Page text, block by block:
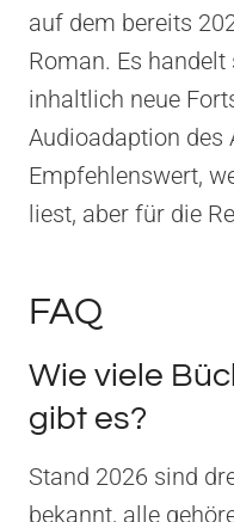
auf dem bereits
Roman. Es
inhaltlich neue
Audioadaption des
Empfehlenswert,
liest, aber für die
FAQ
Wie viele
gibt es?
Stand 2026 sind
bekannt, alle